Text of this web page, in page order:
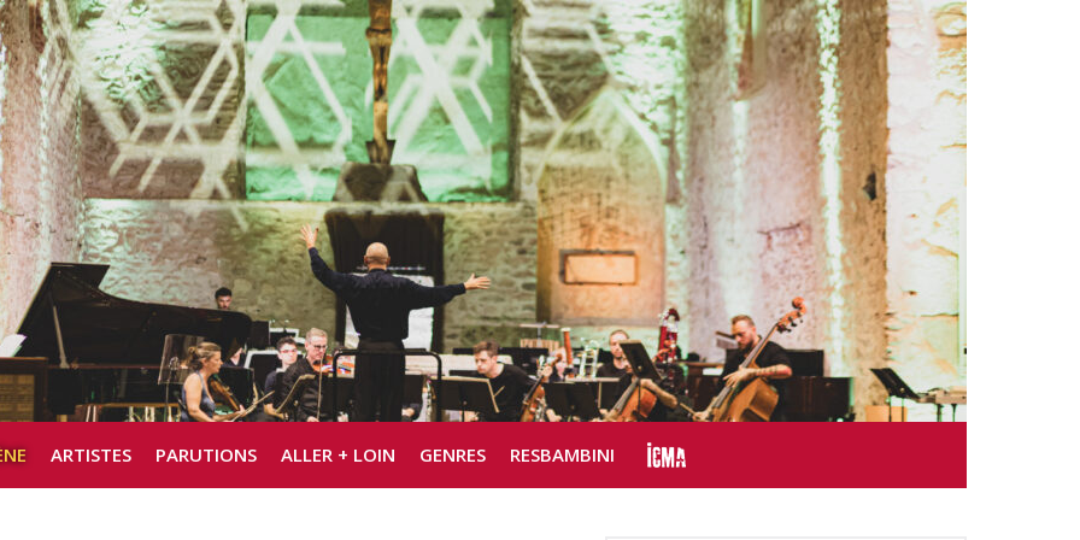
ARTISTES PARUTIONS ALLER + LOIN GENRES RESBAMBINI